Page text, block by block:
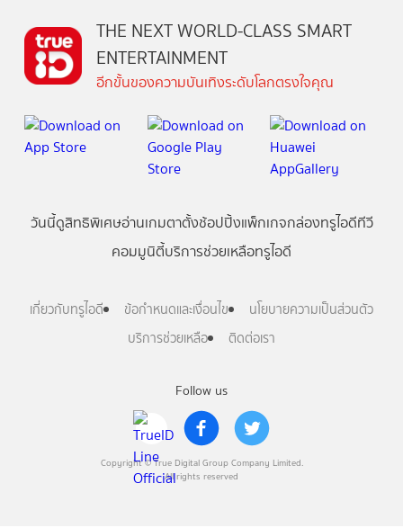
Follow us
Copyright © True Digital Group Company Limited.
All rights reserved
THE NEXT WORLD-CLASS SMART
ENTERTAINMENT
อีกขั้นของความบันเทิงระดับโลกตรงใจคุณ
วันนี้ดูสิทธิพิเศษอ่านเกมตาตั้งช้อปปิ้งแพ็กเกจกล่องทรูไอดีทีวี
คอมมูนิตี้บริการช่วยเหลือทรูไอดี
เกี่ยวกับทรูไอดี ข้อกำหนดและเงื่อนไข
นโยบายความเป็นส่วนตัว
บริการช่วยเหลือ
ติดต่อเรา